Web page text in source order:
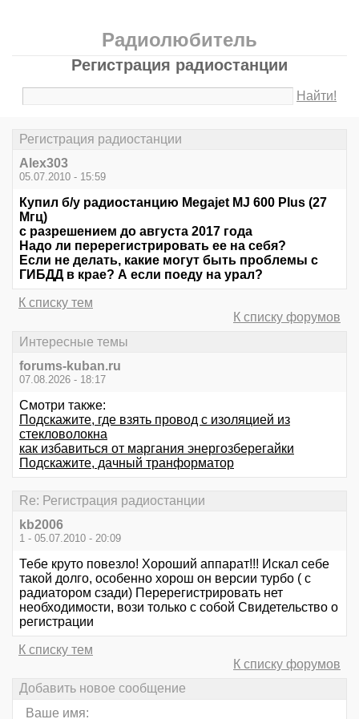
Радиолюбитель
Регистрация радиостанции
Найти!
Регистрация радиостанции
Alex303
05.07.2010 - 15:59
Купил б/у радиостанцию Megajet MJ 600 Plus (27
Мгц)
с разрешением до августа 2017 года
Надо ли перерегистрировать ее на себя?
Если не делать, какие могут быть проблемы с
ГИБДД в крае? А если поеду на урал?
К списку тем
К списку форумов
Интересные темы
forums-kuban.ru
07.08.2026 - 18:17
Смотри также:
Подскажите, где взять провод с изоляцией из
стекловолокна
как избавиться от маргания энергозберегайки
Подскажите, дачный транформатор
Re: Регистрация радиостанции
kb2006
1 - 05.07.2010 - 20:09
Тебе круто повезло! Хороший аппарат!!! Искал себе
такой долго, особенно хорош он версии турбо ( с
радиатором сзади) Перерегистрировать нет
необходимости, вози только с собой Свидетельство о
регистрации
К списку тем
К списку форумов
Добавить новое сообщение
Ваше имя: